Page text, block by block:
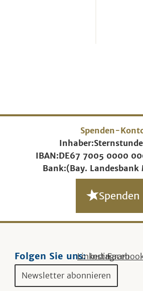
Spenden-
Inhaber:
IBAN:DE67 7005 0000
Bank:(Bay. Landesbank
Spenden
Folgen Sie uns:Linkedin
Instagram
Newsletter abonnieren